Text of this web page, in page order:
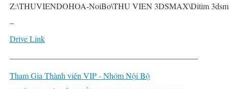
Z:\THUVIENDOHOA-NoiBo\THU VIEN 3DSMAX\Ditim
–
Drive Link
Tham Gia Thành viên VIP - Nhóm Nội Bộ